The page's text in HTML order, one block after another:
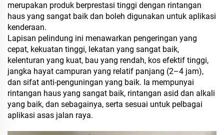
merupakan produk berprestasi tinggi dengan rintangan
haus yang sangat baik dan boleh digunakan untuk aplikasi
kenderaan.
Lapisan pelindung ini menawarkan pengeringan yang
cepat, kekuatan tinggi, lekatan yang sangat baik,
kelenturan yang kuat, bau yang rendah, kos efektif tinggi,
jangka hayat campuran yang relatif panjang (2–4 jam),
dan sifat anti-penguningan yang baik. Ia mempunyai
rintangan haus yang sangat baik, rintangan asid dan alkali
yang baik, dan sebagainya, serta sesuai untuk pelbagai
aplikasi asas jalan raya.